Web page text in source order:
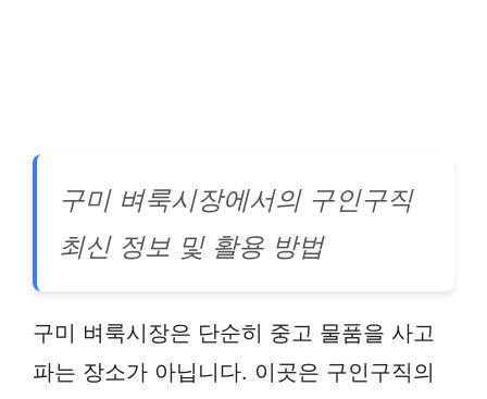
구미 벼룩시장에서의 구인구직
최신 정보 및 활용 방법
구미 벼룩시장은 단순히 중고 물품을 사고
파는 장소가 아닙니다. 이곳은 구인구직의